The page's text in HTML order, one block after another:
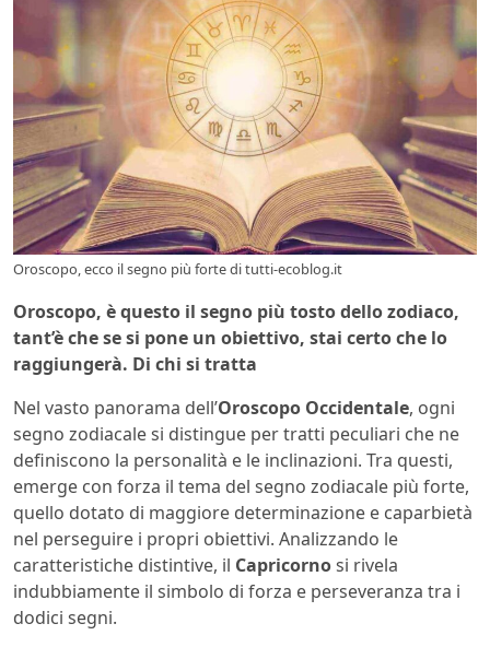
Oroscopo, ecco il segno più forte di tutti-ecoblog.it
Oroscopo, è questo il segno più tosto dello zodiaco,
tant’è che se si pone un obiettivo, stai certo che lo
raggiungerà. Di chi si tratta
Nel vasto panorama dell’Oroscopo Occidentale, ogni
segno zodiacale si distingue per tratti peculiari che ne
definiscono la personalità e le inclinazioni. Tra questi,
emerge con forza il tema del segno zodiacale più forte,
quello dotato di maggiore determinazione e caparbietà
nel perseguire i propri obiettivi. Analizzando le
caratteristiche distintive, il Capricornosi rivela
indubbiamente il simbolo di forza e perseveranza tra i
dodici segni.